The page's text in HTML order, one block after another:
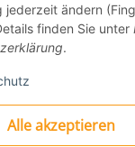
Alle akzeptieren
jederzeit ändern
finden Sie unter
.